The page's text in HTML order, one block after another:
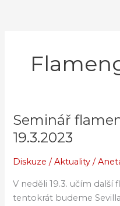
Seminář
19.3.2023
Diskuze /Aktuality /
V neděli 19.3. učím
tentokrát budeme
Seminář
flamenca
v
Ostravě